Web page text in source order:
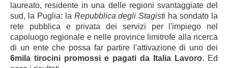
laureato, residente in una delle regioni svantaggiate del
sud, la Puglia: la Repubblica degli Stagisti ha sondato la
rete pubblica e privata dei servizi per l'impiego nel
capoluogo regionale e nelle province limitrofe alla ricerca
di un ente che possa far partire l'attivazione di uno dei
6mila tirocini promossi e pagati da Italia Lavoro. Ed